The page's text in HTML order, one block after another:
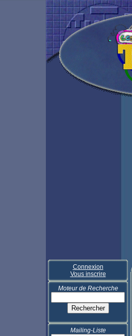
Connexion
Vous inscrire
Moteur de Recherche
Mailing-Liste